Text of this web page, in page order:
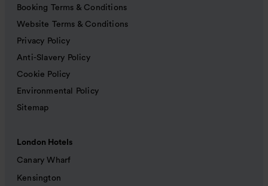
Booking Terms & Conditions
Website Terms & Conditions
Privacy Policy
Anti-Slavery Policy
Cookie Policy
Environmental Policy
Sitemap
London Hotels
Canary Wharf
Kensington